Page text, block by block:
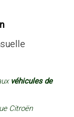
véhicules de
Citroën